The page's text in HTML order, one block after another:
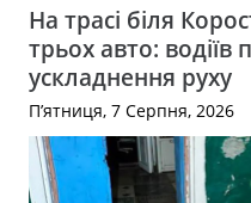
На трасі біля
трьох авто:
ускладнення руху
П’ятниця, 7 Серпня, 2026